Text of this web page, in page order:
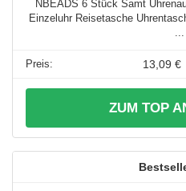
NBEADS 6 Stück Samt
Einzeluhr Reisetasche
...
13,09 €
ZUM TOP